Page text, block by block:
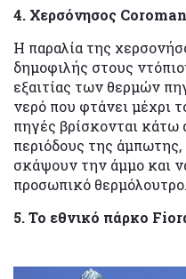
4. Χερσόνησος
Η παραλία της
δημοφιλής στους
εξαιτίας των θερμών
νερό που φτάνει μέχρι
πηγές βρίσκονται κάτω
περιόδους της
σκάψουν την άμμο και
προσωπικό θερμόλουτρο.
5. Το εθνικό πάρκο